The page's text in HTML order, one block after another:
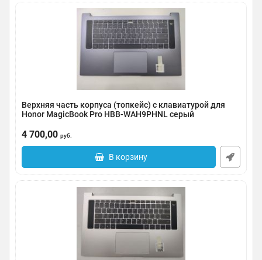
Верхняя часть корпуса (топкейс) с клавиатурой для
Honor MagicBook Pro HBB-WAH9PHNL серый
4 700,00 руб.
В корзину